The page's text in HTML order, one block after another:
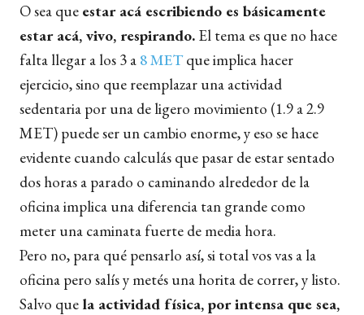
O sea que estar acá escribiendo es básicamente
estar acá, vivo, respirando. El tema es que no hace
falta llegar a los 3 a 8 METque implica hacer
ejercicio, sino que reemplazar una actividad
sedentaria por una de ligero movimiento (1.9 a 2.9
MET) puede ser un cambio enorme, y eso se hace
evidente cuando calculás que pasar de estar sentado
dos horas a parado o caminando alrededor de la
oficina implica una diferencia tan grande como
meter una caminata fuerte de media hora.
Pero no, para qué pensarlo así, si total vos vas a la
oficina pero salís y metés una horita de correr, y listo.
Salvo que la actividad física, por intensa que sea,